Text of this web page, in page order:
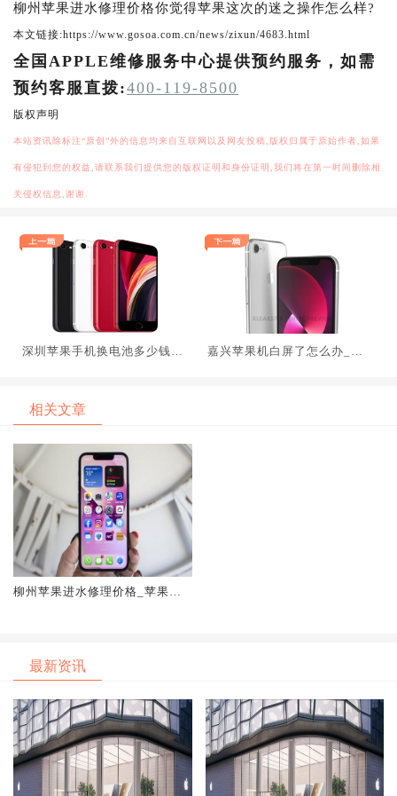
柳州苹果进水修理价格你觉得苹果这次的迷之操作怎么样?
本文链接:https://www.gosoa.com.cn/news/zixun/4683.html
全国APPLE维修服务中心提供预约服务，如需
预约客服直拨:400-119-8500
版权声明
本站资讯除标注“原创”外的信息均来自互联网以及网友投稿,版权归属于原始作者,如果
有侵犯到您的权益,请联系我们提供您的版权证明和身份证明,我们将在第一时间删除相
关侵权信息,谢谢.
深圳苹果手机换电池多少钱_
嘉兴苹果机白屏了怎么办_苹
相关文章
柳州苹果进水修理价格_苹果堵
最新资讯